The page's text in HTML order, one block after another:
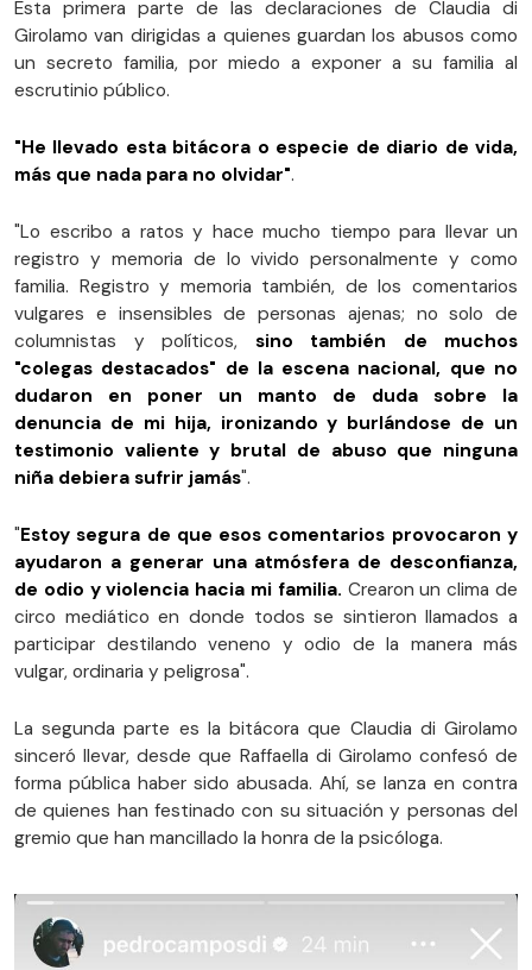
Esta primera parte de las declaraciones de Claudia di
Girolamo van dirigidas a quienes guardan los abusos como
un secreto familia, por miedo a exponer a su familia al
escrutinio público.
"He llevado esta bitácora o especie de diario de vida,
más que nada para no olvidar".
"Lo escribo a ratos y hace mucho tiempo para llevar un
registro y memoria de lo vivido personalmente y como
familia. Registro y memoria también, de los comentarios
vulgares e insensibles de personas ajenas; no solo de
columnistas y políticos, sino también de muchos
"colegas destacados" de la escena nacional, que no
dudaron en poner un manto de duda sobre la
denuncia de mi hija, ironizando y burlándose de un
testimonio valiente y brutal de abuso que ninguna
niña debiera sufrir jamás".
"Estoy segura de que esos comentarios provocaron y
ayudaron a generar una atmósfera de desconfianza,
de odio y violencia hacia mi familia. Crearon un clima de
circo mediático en donde todos se sintieron llamados a
participar destilando veneno y odio de la manera más
vulgar, ordinaria y peligrosa".
La segunda parte es la bitácora que Claudia di Girolamo
sinceró llevar, desde que Raffaella di Girolamo confesó de
forma pública haber sido abusada. Ahí, se lanza en contra
de quienes han festinado con su situación y personas del
gremio que han mancillado la honra de la psicóloga.